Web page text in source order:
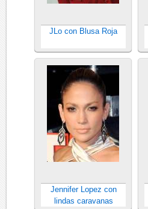
JLo con Blusa Roja
Jennifer Lopez con
lindas caravanas